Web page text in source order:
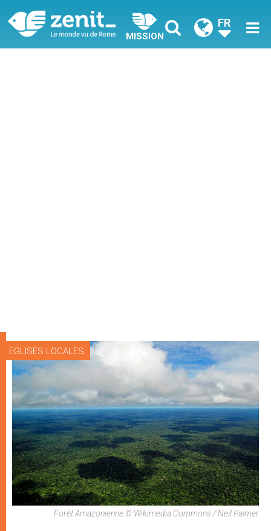
MISSION
FR
EGLISES LOCALES
Forêt Amazonienne © Wikimedia Commons / Neil Palmer